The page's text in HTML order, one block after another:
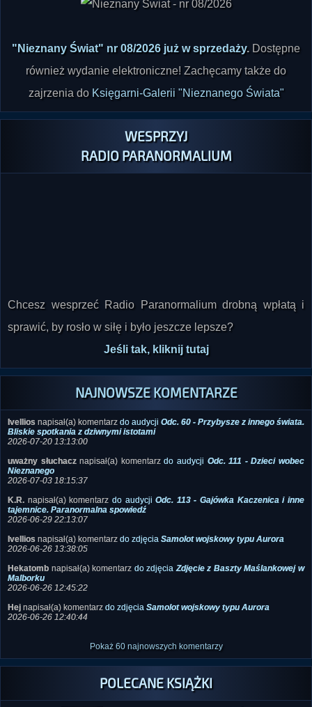
również wydanie elektroniczne! Zachęcamy także do
zajrzenia doKsięgarni-Galerii "Nieznanego Świata"
WESPRZYJ
RADIO PARANORMALIUM
Chcesz wesprzeć Radio Paranormalium drobną wpłatą i
sprawić, by rosło w siłę i było jeszcze lepsze?
Jeśli tak, kliknij tutaj
NAJNOWSZE KOMENTARZE
Ivellios napisał(a) komentarzdo audycji
Odc. 60 - Przybysze z innego świata.
Bliskie spotkania z dziwnymi istotami
uważny słuchacz
napisał(a) komentarz do audycji
Nieznanego
K.R.napisał(a) komentarzdo audycji
Odc. 113 - Gajówka Kaczenica i inne
tajemnice. Paranormalna spowiedź
Ivelliosnapisał(a) komentarz do zdjęcia
Samolot wojskowy typu Aurora
Hekatomb
napisał(a) komentarz do zdjęcia
Zdjęcie z Baszty Maślankowej w
Malborku
Hejnapisał(a) komentarz do zdjęcia
Samolot wojskowy typu Aurora
Pokaż 60 najnowszych komentarzy
POLECANE KSIĄŻKI